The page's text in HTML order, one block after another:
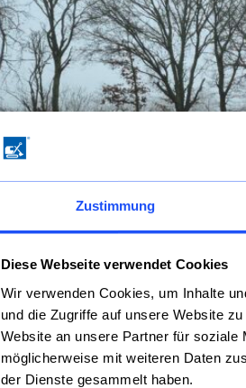
Zustimmung
Diese Webseite verwendet Cookies
Wir verwenden Cookies, um Inhalte
und die Zugriffe auf unsere Website
Website an unsere Partner für soziale
möglicherweise mit weiteren Daten
der Dienste gesammelt haben.
Durch